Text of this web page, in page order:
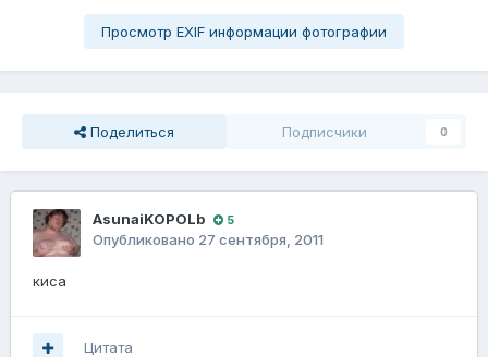
Просмотр EXIF информации фотографии
Поделиться Подписчики 0
AsunaiKOPOLb 5
Опубликовано 27 сентября, 2011
киса
Цитата